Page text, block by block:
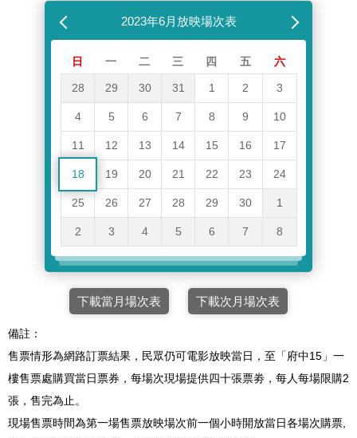
2023年6月放映場次表下個月
日 一 二 三 四 五 六
28 29 30 31 1 2 3
4 5 6 7 8 9 10
11 12 13 14 15 16 17
18 19 20 21 22 23 24
25 26 27 28 29 30 1
2 3 4 5 6 7 8
下載當月場次表 下載次月場次表
備註：
售票情形為網路訂票結果，民眾仍可電影放映當日，至「府中15」一
樓售票處購買當日票券，每場次現場提供四十張票劵，每人每場限購2
張，售完為止。
現場售票時間為第一場售票放映場次前一個小時開放當日各場次購票,